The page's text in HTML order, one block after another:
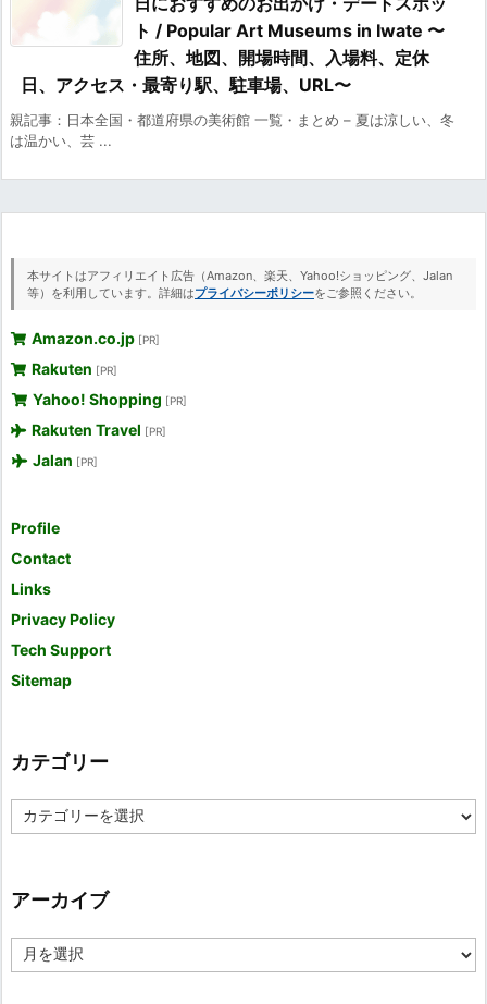
ト / Popular Art Museums in Iwate 〜
住所、地図、開場時間、入場料、定休
日、アクセス・最寄り駅、駐車場、URL〜
親記事：日本全国・都道府県の美術館 一覧・まとめ – 夏は涼しい、冬
は温かい、芸 ...
本サイトはアフィリエイト広告（Amazon、楽天、Yahoo!ショッピング、Jalan
等）を利用しています。詳細はプライバシーポリシーをご参照ください。
Amazon.co.jp [PR]
Rakuten [PR]
Yahoo! Shopping [PR]
Rakuten Travel [PR]
Jalan [PR]
Profile
Contact
Links
Privacy Policy
Tech Support
Sitemap
カテゴリー
テ
ー
アーカイブ
ー